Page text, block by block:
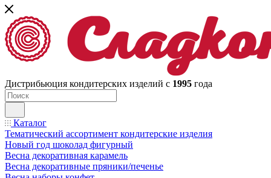
Дистрибьюция кондитерских изделий с 1995 года
Каталог
Тематический ассортимент кондитерские изделия
Новый год шоколад фигурный
Весна декоративная карамель
Весна декоративные пряники/печенье